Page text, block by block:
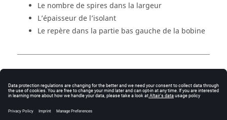
Le nombre de spires dans la largeur
L’épaisseur de l’isolant
Le repère dans la partie bas gauche de la bobine
La géométrie de la bobine avec tous les brins
brin, connecté en série à une source de courant